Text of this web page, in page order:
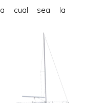
cual sea la